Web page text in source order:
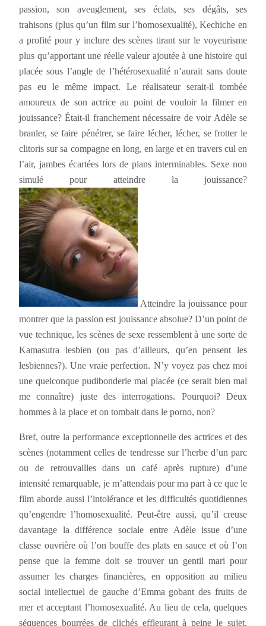
passion, son aveuglement, ses éclats, ses dégâts, ses
trahisons (plus qu’un film sur l’homosexualité), Kechiche en
a profité pour y inclure des scènes tirant sur le voyeurisme
plus qu’apportant une réelle valeur ajoutée à une histoire qui
placée sous l’angle de l’hétérosexualité n’aurait sans doute
pas eu le même impact. Le réalisateur serait-il tombée
amoureux de son actrice au point de vouloir la filmer en
jouissance? Était-il franchement nécessaire de voir Adèle se
branler, se faire pénétrer, se faire lécher, lécher, se frotter le
clitoris sur sa compagne en long, en large et en travers cul en
l’air, jambes écartées lors de plans interminables. Sexe non
simulé pour atteindre la jouissance?
Atteindre la jouissance pour
montrer que la passion est jouissance absolue? D’un point de
vue technique, les scènes de sexe ressemblent à une sorte de
Kamasutra lesbien (ou pas d’ailleurs, qu’en pensent les
lesbiennes?). Une vraie perfection. N’y voyez pas chez moi
une quelconque pudibonderie mal placée (ce serait bien mal
me connaître) juste des interrogations. Pourquoi? Deux
hommes à la place et on tombait dans le porno, non?
Bref, outre la performance exceptionnelle des actrices et des
scènes (notamment celles de tendresse sur l’herbe d’un parc
ou de retrouvailles dans un café après rupture) d’une
intensité remarquable, je m’attendais pour ma part à ce que le
film aborde aussi l’intolérance et les difficultés quotidiennes
qu’engendre l’homosexualité. Peut-être aussi, qu’il creuse
davantage la différence sociale entre Adèle issue d’une
classe ouvrière où l’on bouffe des plats en sauce et où l’on
pense que la femme doit se trouver un gentil mari pour
assumer les charges financières, en opposition au milieu
social intellectuel de gauche d’Emma gobant des fruits de
mer et acceptant l’homosexualité. Au lieu de cela, quelques
séquences bourrées de clichés effleurant à peine le sujet.